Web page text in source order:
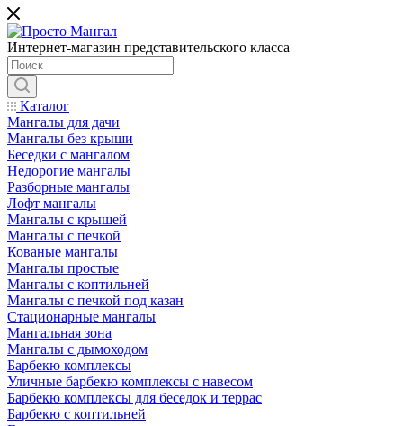
Интернет-магазин представительского класса
Каталог
Мангалы для дачи
Мангалы без крыши
Беседки с мангалом
Недорогие мангалы
Разборные мангалы
Лофт мангалы
Мангалы с крышей
Мангалы с печкой
Кованые мангалы
Мангалы простые
Мангалы с коптильней
Мангалы с печкой под казан
Стационарные мангалы
Мангальная зона
Мангалы с дымоходом
Барбекю комплексы
Уличные барбекю комплексы с навесом
Барбекю комплексы для беседок и террас
Барбекю с коптильней